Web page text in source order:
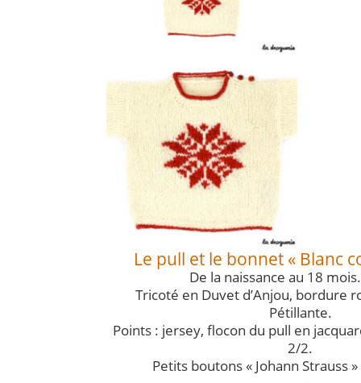
Le pull et le bonnet « Blanc
De la naissance au 18
Tricoté en Duvet d’Anjou, bordure
Pétillante.
Points : jersey, flocon du pull en
2/2.
Petits boutons « Johann Strauss